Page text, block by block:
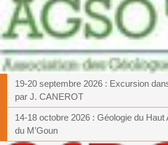
19-20 septembre 2026 : Excursion
par J. CANEROT
14-18 octobre 2026 : Géologie du
du M’Goun